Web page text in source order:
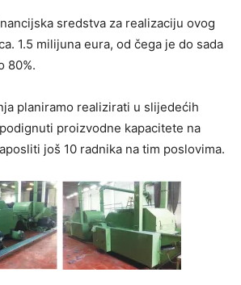
sredstva za realizaciju ovog
1.5 milijuna eura, od čega je do sada
80%.
planiramo realizirati u slijedećih
proizvodne kapacitete na
još 10 radnika na tim poslovima.